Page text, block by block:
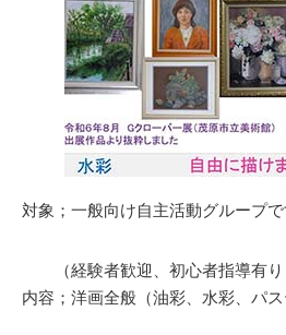
対象；一般向け自主活動グループで
（経験者歓迎、初心者指導有り
内容；洋画全般（油彩、水彩、パ